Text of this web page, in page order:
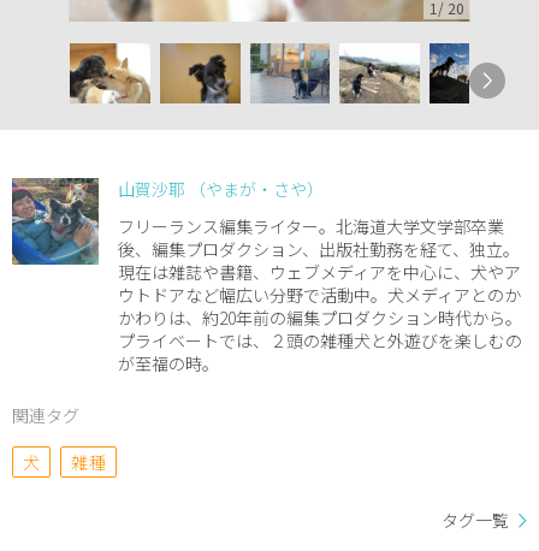
1 / 20
山賀沙耶 （やまが・さや）
フリーランス編集ライター。北海道大学文学部卒業
後、編集プロダクション、出版社勤務を経て、独立。
現在は雑誌や書籍、ウェブメディアを中心に、犬やア
ウトドアなど幅広い分野で活動中。犬メディアとのか
かわりは、約20年前の編集プロダクション時代から。
プライベートでは、２頭の雑種犬と外遊びを楽しむの
が至福の時。
関連タグ
犬
雑種
タグ一覧